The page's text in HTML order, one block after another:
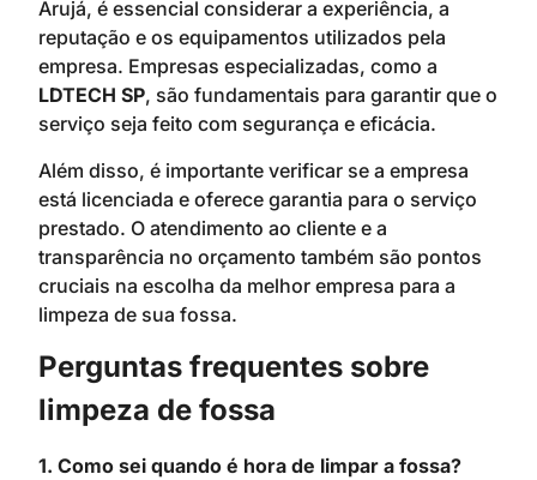
Arujá, é essencial considerar a experiência, a
reputação e os equipamentos utilizados pela
empresa. Empresas especializadas, como a
LDTECH SP, são fundamentais para garantir que o
serviço seja feito com segurança e eficácia.
Além disso, é importante verificar se a empresa
está licenciada e oferece garantia para o serviço
prestado. O atendimento ao cliente e a
transparência no orçamento também são pontos
cruciais na escolha da melhor empresa para a
limpeza de sua fossa.
Perguntas frequentes sobre
limpeza de fossa
1. Como sei quando é hora de limpar a fossa?